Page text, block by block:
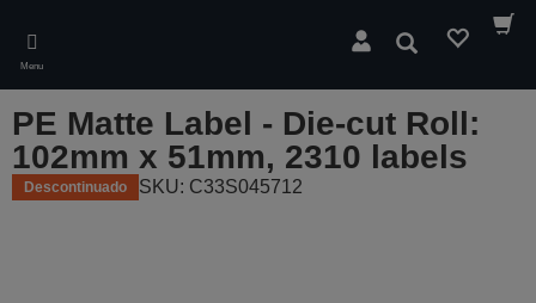
main
content
Menu
Pesquisar
PE Matte Label - Die-cut Roll:
102mm x 51mm, 2310 labels
Descontinuado SKU: C33S045712